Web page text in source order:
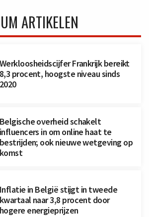
ARTIKELEN
Werkloosheidscijfer Frankrijk bereikt
8,3 procent, hoogste niveau sinds
2020
Belgische overheid schakelt
influencers in om online haat te
bestrijden; ook nieuwe wetgeving op
komst
Inflatie in België stijgt in tweede
kwartaal naar 3,8 procent door
hogere energieprijzen